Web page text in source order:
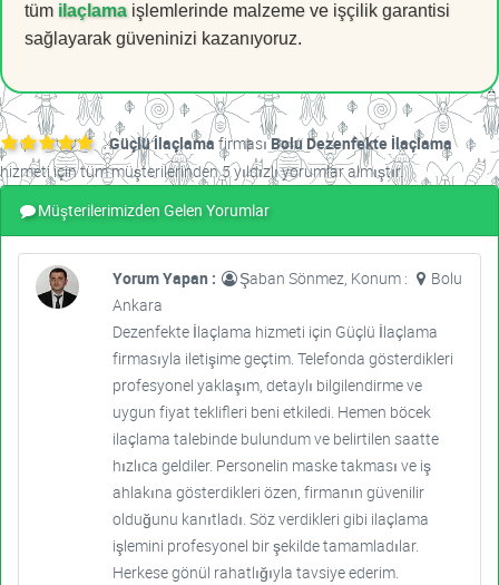
tüm ilaçlamaişlemlerinde malzeme ve işçilik garantisi
sağlayarak güveninizi kazanıyoruz.
Güçlü İlaçlama firmasıBolu Dezenfekte İlaçlama
hizmeti için tüm müşterilerinden 5 yıldızlı yorumlar almıştır.
Müşterilerimizden Gelen Yorumlar
Yorum Yapan : Şaban Sönmez, Konum :
Bolu
Ankara
Dezenfekte İlaçlama hizmeti için Güçlü İlaçlama
firmasıyla iletişime geçtim. Telefonda gösterdikleri
profesyonel yaklaşım, detaylı bilgilendirme ve
uygun fiyat teklifleri beni etkiledi. Hemen böcek
ilaçlama talebinde bulundum ve belirtilen saatte
hızlıca geldiler. Personelin maske takması ve iş
ahlakına gösterdikleri özen, firmanın güvenilir
olduğunu kanıtladı. Söz verdikleri gibi ilaçlama
işlemini profesyonel bir şekilde tamamladılar.
Herkese gönül rahatlığıyla tavsiye ederim.